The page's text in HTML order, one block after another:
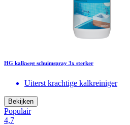
HG kalkweg schuimspray 3x sterker
Uiterst krachtige kalkreiniger
Bekijken
Populair
4,7